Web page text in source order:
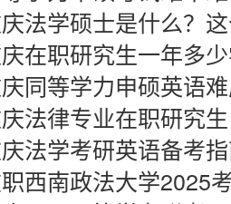
法学硕士是什么？
在职研究生一年多
同等学力申硕英语
法律专业在职研究生
法学考研英语备考
西南政法大学2025